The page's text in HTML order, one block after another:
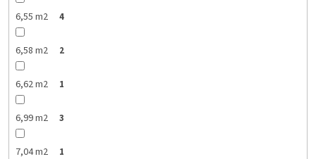
6,55 m2 4
6,58 m2 2
6,62 m2 1
6,99 m2 3
7,04 m2 1